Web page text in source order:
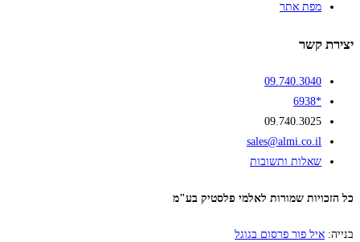
מפת אתר
יצירת קשר
09.740.3040
*6938
09.740.3025
sales@almi.co.il
שאלות ותשובות
כל הזכויות שמורות לאלמי פלסטיק בע"מ
בנייה: איל פור פרסום בגוגל